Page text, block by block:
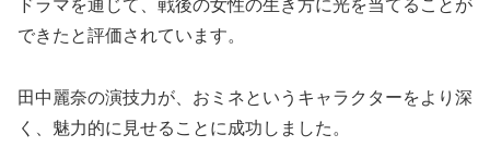
ドラマを通じて、戦後の女性の生き方に光を当てることが
できたと評価されています。
田中麗奈の演技力が、おミネというキャラクターをより深
く、魅力的に見せることに成功しました。